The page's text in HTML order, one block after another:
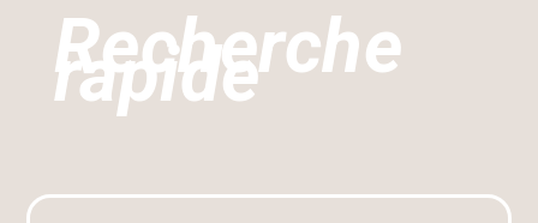
Recherche
rapide